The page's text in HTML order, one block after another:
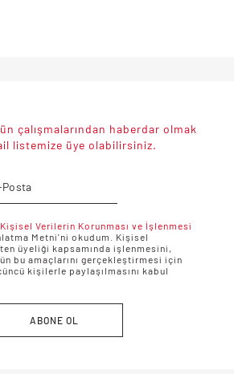
çalışmalarından haberdar olmak
listemize üye olabilirsiniz.
ABONE OL
Kişisel Verilerin Korunması ve İşlenmesi
Metni'ni okudum. Kişisel
üyeliği kapsamında işlenmesini,
bu amaçlarını gerçekleştirmesi için
kişilerle paylaşılmasını kabul